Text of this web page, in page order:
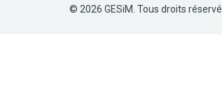
© 2026 GESiM. Tous droits